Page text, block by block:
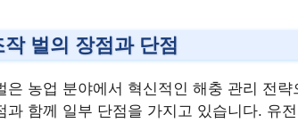
벌의 장점과 단점
은 농업 분야에서 혁신적인 해충 관리 전
과 함께 일부 단점을 가지고 있습니다. 유